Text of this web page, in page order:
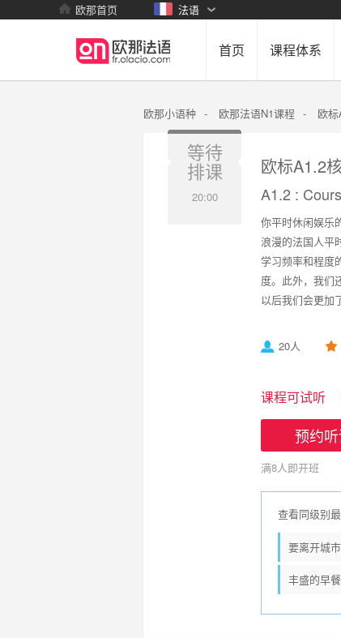
欧那首页 法语
首页 课程体系
欧那小语种 - 欧那法语N1课程 - 欧
等待
排课
20:00
欧标A1.2
A1.2 :
你平时休闲娱乐
浪漫的法国人平
学习频率和程度
度。此外，我们
以后我们会更加
20人
课程可试听
预约
满8人即开班
查看同级别
要离开城市
丰盛的早餐